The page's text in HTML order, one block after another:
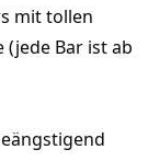
mit tollen
Bar ist ab